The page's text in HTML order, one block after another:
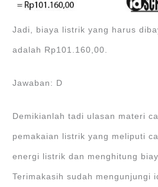
Jadi, biaya listrik yang harus
adalah Rp101.160,00.
Jawaban: D
Demikianlah tadi ulasan materi
pemakaian listrik yang meliputi
energi listrik dan menghitung
Terimakasih sudah mengunjungi